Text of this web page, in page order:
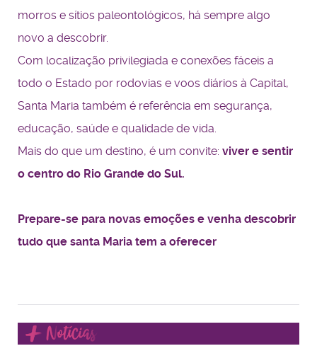
morros e sítios paleontológicos, há sempre algo
novo a descobrir.
Com localização privilegiada e conexões fáceis a
todo o Estado por rodovias e voos diários à Capital,
Santa Maria também é referência em segurança,
educação, saúde e qualidade de vida.
Mais do que um destino, é um convite: viver e sentir
o centro do Rio Grande do Sul.
Prepare-se para novas emoções e venha descobrir
tudo que santa Maria tem a oferecer